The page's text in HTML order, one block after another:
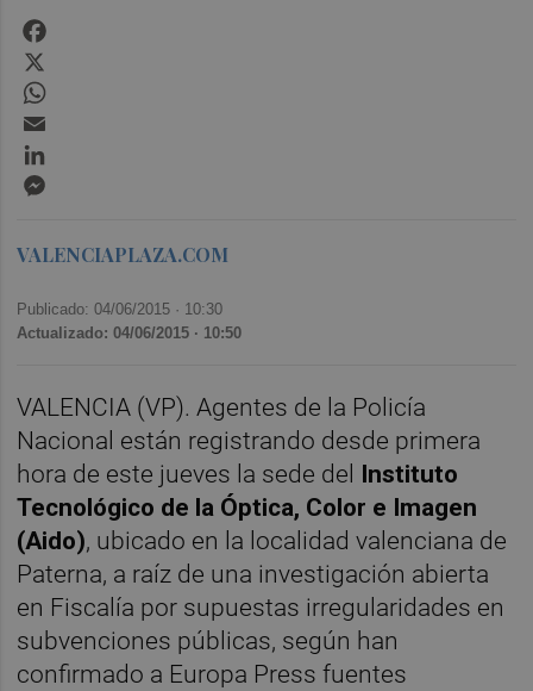
VALENCIAPLAZA.COM
Publicado: 04/06/2015 · 10:30
Actualizado: 04/06/2015 · 10:50
VALENCIA (VP). Agentes de la Policía
Nacional están registrando desde primera
hora de este jueves la sede del Instituto
Tecnológico de la Óptica, Color e Imagen
(Aido), ubicado en la localidad valenciana de
Paterna, a raíz de una investigación abierta
en Fiscalía por supuestas irregularidades en
subvenciones públicas, según han
confirmado a Europa Press fuentes